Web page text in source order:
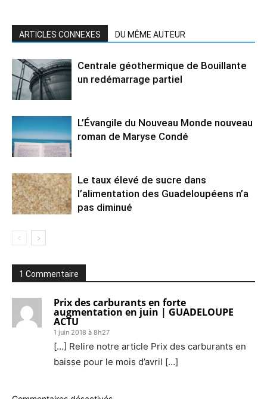
ARTICLES CONNEXES DU MÊME AUTEUR
Centrale géothermique de Bouillante
un redémarrage partiel
L’Évangile du Nouveau Monde nouveau
roman de Maryse Condé
Le taux élevé de sucre dans
l’alimentation des Guadeloupéens n’a
pas diminué
1 Commentaire
Prix des carburants en forte
augmentation en juin | GUADELOUPE
ACTU
1 juin 2018 à 8h27
[…] Relire notre article Prix des carburants en
baisse pour le mois d’avril […]